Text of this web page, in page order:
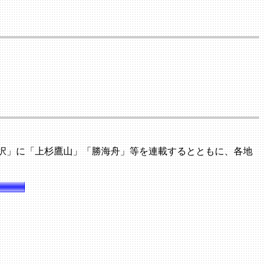
に「上杉鷹山」「勝海舟」等を連載するとともに、各地